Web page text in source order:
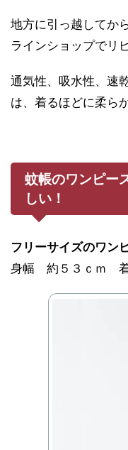
地方に引っ越してか
ラインショップでリ
通気性、吸水性、速
は、着るほどに柔ら
蚊帳のワンピー
しい！
フリーサイズのワン
身幅 約５３ｃｍ